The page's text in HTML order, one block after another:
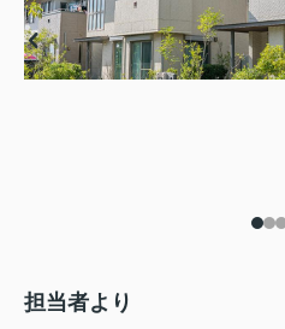
担当者より